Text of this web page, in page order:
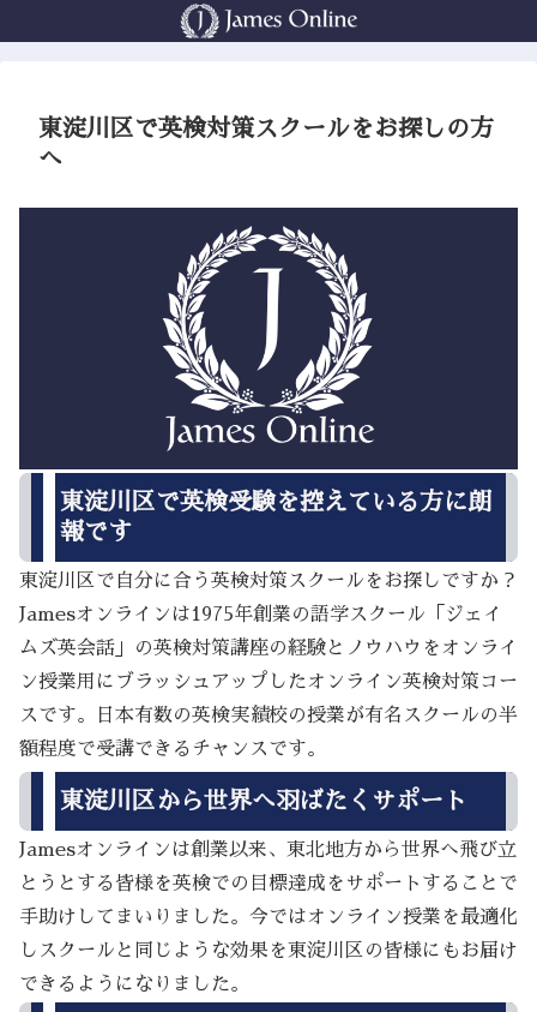
東淀川区で英検対策スクールをお探しの方
へ
東淀川区で英検受験を控えている方に朗
報です
東淀川区で自分に合う英検対策スクールをお探しですか？
Jamesオンラインは1975年創業の語学スクール「ジェイ
ムズ英会話」の英検対策講座の経験とノウハウをオンライ
ン授業用にブラッシュアップしたオンライン英検対策コー
スです。日本有数の英検実績校の授業が有名スクールの半
額程度で受講できるチャンスです。
東淀川区から世界へ羽ばたくサポート
Jamesオンラインは創業以来、東北地方から世界へ飛び立
とうとする皆様を英検での目標達成をサポートすることで
手助けしてまいりました。今ではオンライン授業を最適化
しスクールと同じような効果を東淀川区の皆様にもお届け
できるようになりました。